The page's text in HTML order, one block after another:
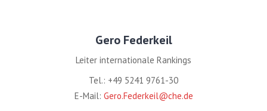
Gero Federkeil
Leiter internationale Rankings
Tel.: +49 5241 9761-30
E-Mail: Gero.Federkeil@che.de